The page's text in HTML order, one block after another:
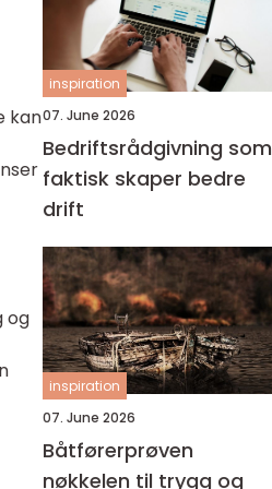
kan
og
inspiration
07. June 2026
Bedriftsrådgivning som
faktisk skaper bedre
drift
inspiration
07. June 2026
Båtførerprøven
nøkkelen til trygg og